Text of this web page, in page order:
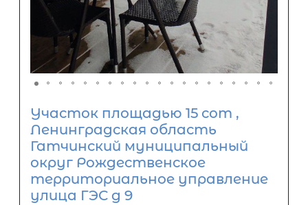
Участок площадью 15 сот ,
Ленинградская область
Гатчинский муниципальный
округ Рождественское
территориальное управление
улица ГЭС д 9